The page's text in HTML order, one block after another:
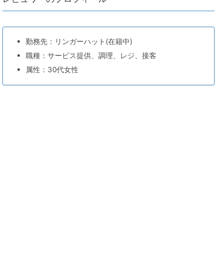
勤務先：リンガーハット(在籍中)
職種：サービス提供、調理、レジ、接客
属性：30代女性